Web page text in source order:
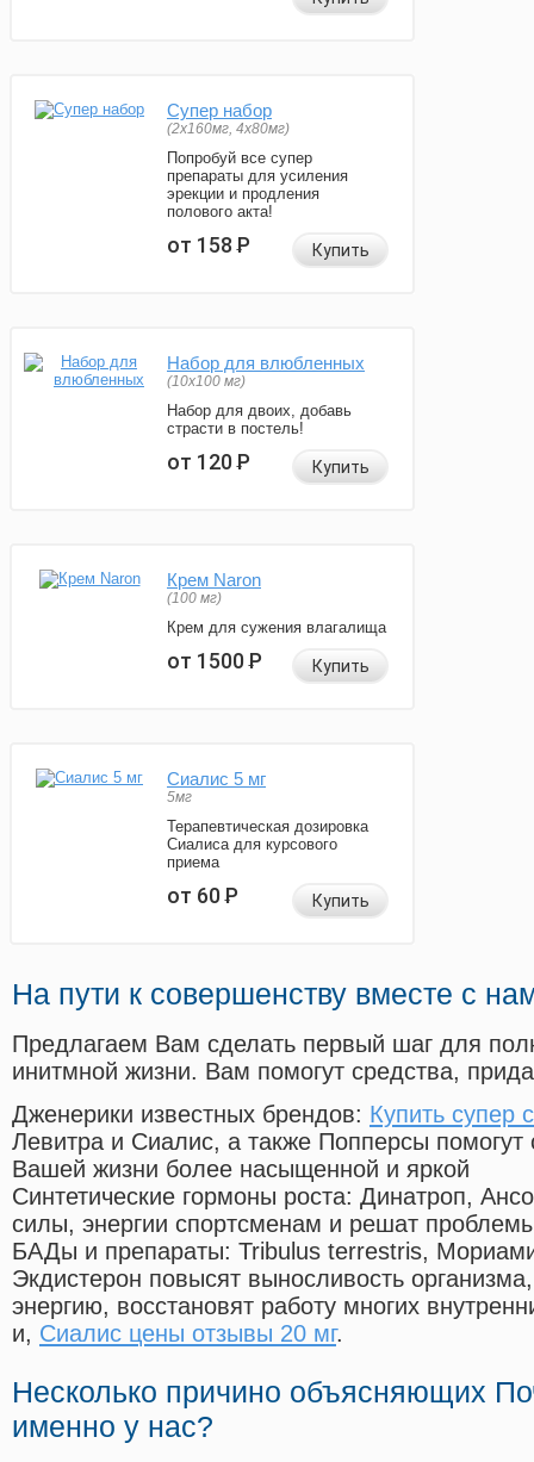
Супер набор
(2х160мг, 4х80мг)
Попробуй все супер
препараты для усиления
эрекции и продления
полового акта!
от 158Р Купить
Набор для влюбленных
(10х100 мг)
Набор для двоих, добавь
страсти в постель!
от 120Р Купить
Крем Naron
(100 мг)
Крем для сужения влагалища
от 1500Р Купить
Сиалис 5 мг
5мг
Терапевтическая дозировка
Сиалиса для курсового
приема
от 60Р Купить
На пути к совершенству вместе с
Предлагаем Вам сделать первый шаг для
инитмной жизни. Вам помогут средства,
Дженерики известных брендов: Купить супер
Левитра и Сиалис, а также Попперсы помогут
Вашей жизни более насыщенной и яркой
Синтетические гормоны роста: Динатроп,
силы, энергии спортсменам и решат
БАДы и препараты: Tribulus terrestris,
Экдистерон повысят выносливость
энергию, восстановят работу многих
и, Сиалис цены отзывы 20 мг.
Несколько причино объясняющих
именно у нас?